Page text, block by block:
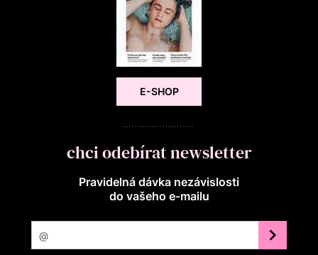
E-SHOP
chci odebírat newsletter
Pravidelná dávka nezávislosti
do vašeho e‑mailu